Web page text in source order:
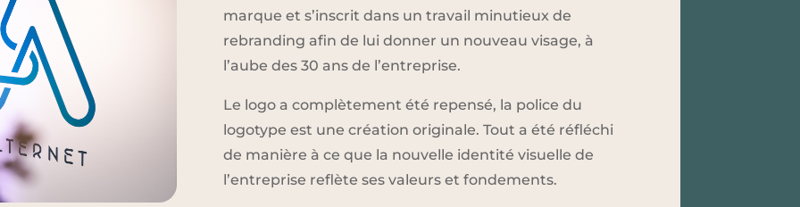
marque et s’inscrit dans un travail minutieux de
rebranding afin de lui donner un nouveau visage, à
l’aube des 30 ans de l’entreprise.
Le logo a complètement été repensé, la police du
logotype est une création originale. Tout a été réfléchi
de manière à ce que la nouvelle identité visuelle de
l’entreprise reflète ses valeurs et fondements.